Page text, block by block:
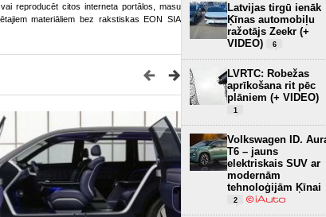
reproducēt citos interneta portālos, masu
materiāliem bez rakstiskas EON SIA
Latvijas tirgū ienāk
Ķīnas automobiļu
ražotājs Zeekr (+
VIDEO)
6
LVRTC: Robežas
aprīkošana rit pēc
plāniem (+ VIDEO)
1
Volkswagen ID.
T6 – jauns
elektriskais SUV ar
modernām
tehnoloģijām Ķīnai
2